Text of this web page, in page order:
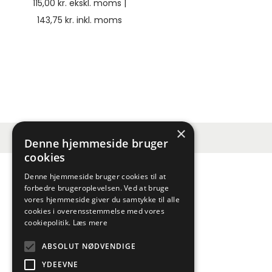
115,00kr. ekskl. moms |
143,75kr. inkl. moms
×
Denne hjemmeside bruger
cookies
Denne hjemmeside bruger cookies til at
forbedre brugeroplevelsen. Ved at bruge
vores hjemmeside giver du samtykke til alle
cookies i overensstemmelse med vores
cookiepolitik. Læs mere
ABSOLUT NØDVENDIGE
YDEEVNE